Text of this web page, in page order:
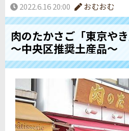
2022.6.16 20:00 おむおむ
肉のたかさご「東京やき
〜中央区推奨土産品〜